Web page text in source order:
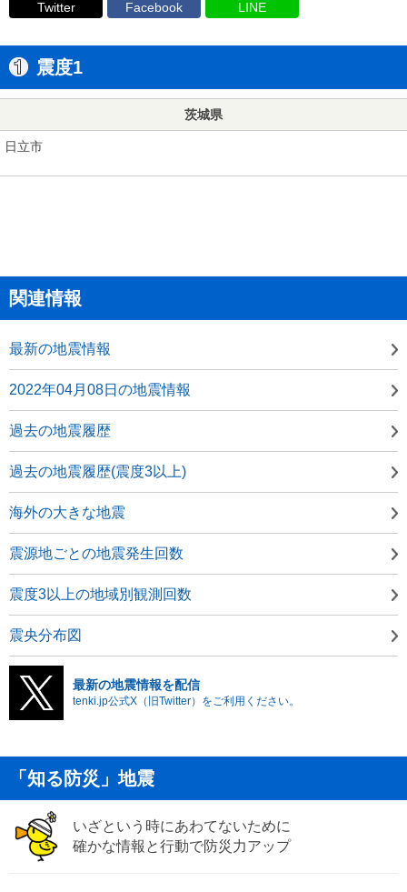
Twitter Facebook LINE
震度1
茨城県
日立市
関連情報
最新の地震情報
2022年04月08日の地震情報
過去の地震履歴
過去の地震履歴(震度3以上)
海外の大きな地震
震源地ごとの地震発生回数
震度3以上の地域別観測回数
震央分布図
最新の地震情報を配信
tenki.jp公式X（旧Twitter）をご利用ください。
「知る防災」地震
いざという時にあわてないために
確かな情報と行動で防災力アップ